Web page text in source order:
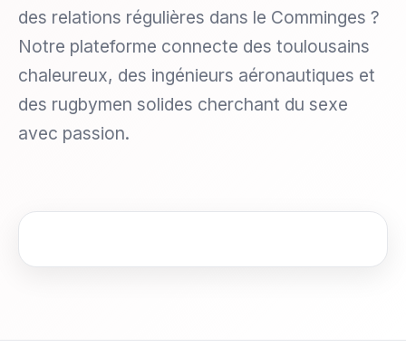
des relations régulières dans le Comminges ?
Notre plateforme connecte des toulousains
chaleureux, des ingénieurs aéronautiques et
des rugbymen solides cherchant du sexe
avec passion.